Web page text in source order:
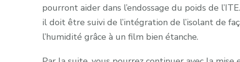
pourront aider dans l’endossage du poids de
il doit être suivi de l’intégration de l’isolant de
l’humidité grâce à un film bien étanche.